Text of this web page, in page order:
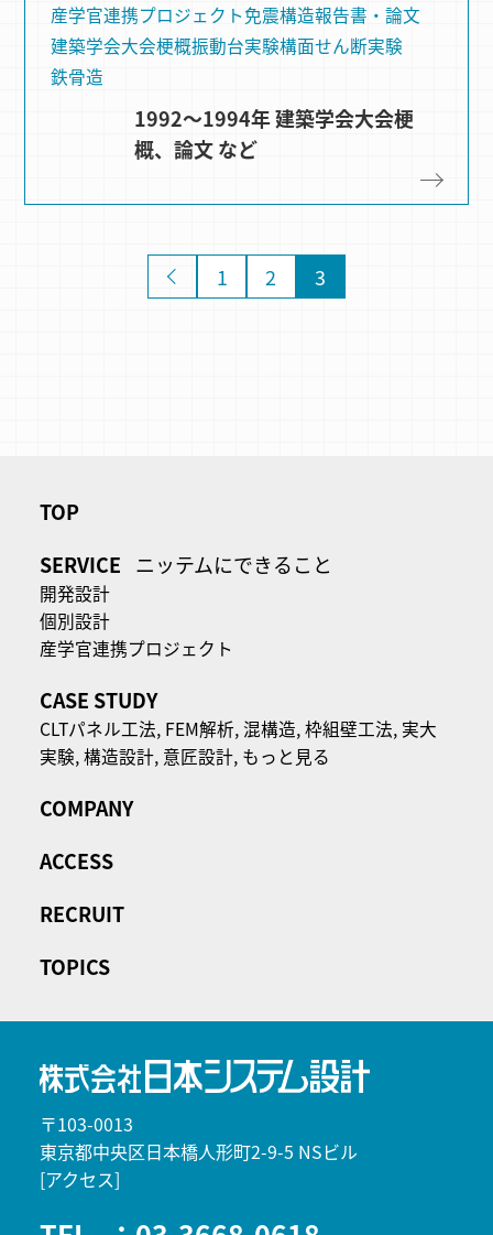
産学官連携プロジェクト免震構造報告書・論文
建築学会大会梗概振動台実験構⾯せん断実験
鉄骨造
1992～1994年 建築学会大会梗
概、論文 など
1 2 3
〒103-0013
東京都中央区日本橋人形町2-9-5 NSビル
[アクセス]
TOP
SERVICE ニッテムにできること
開発設計
個別設計
産学官連携プロジェクト
CASE STUDY
CLTパネル⼯法, FEM解析,混構造,枠組壁工法, 実大
実験,構造設計, 意匠設計, もっと見る
COMPANY
ACCESS
RECRUIT
TOPICS